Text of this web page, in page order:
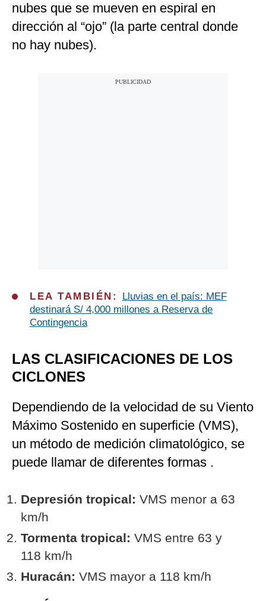
nubes que se mueven en espiral en
dirección al “ojo” (la parte central donde
no hay nubes).
LEA TAMBIÉN:
Lluvias en el país: MEF
destinará S/ 4,000 millones a Reserva de
Contingencia
LAS CLASIFICACIONES DE LOS
CICLONES
Dependiendo de la velocidad de su Viento
Máximo Sostenido en superficie (VMS),
un método de medición climatológico, se
puede llamar de diferentes formas .
Depresión tropical: VMS menor a 63
km/h
Tormenta tropical: VMS entre 63 y
118 km/h
Huracán: VMS mayor a 118 km/h